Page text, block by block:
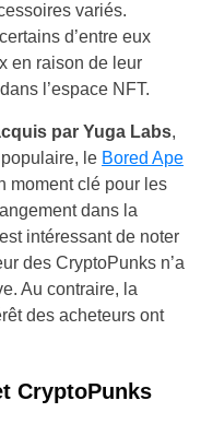
variés.
d’entre eux
en raison de leur
l’espace NFT.
par Yuga Labs,
le Bored Ape
moment clé pour les
dans la
intéressant de noter
des CryptoPunks n’a
Au contraire, la
des acheteurs ont
CryptoPunks